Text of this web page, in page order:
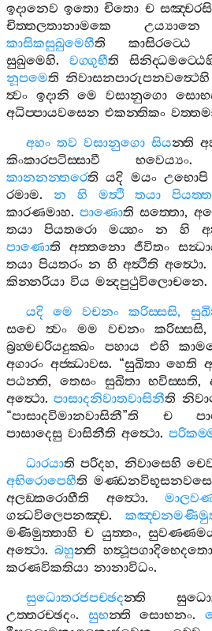
ඉදානෙව ඉතො චිතො ච සඤ‍්චරසි
චිත‍්තලතානාමකෙ
උය්‍යානෙ
කාසිකසුඛුමෙහීති කාසිරට‍්ඨෙ
සුඛුමෙහි. වග‍්ගුභීති
නූපමෙති නිවාසනපාරුපනවත්‍ථෙහි
ත්‍වං ඉදානි මෙ වසානුගො
අධිප‍්පායවසෙන එකන‍්තිකං
අහං තව වසානුගො සියන‍්ති
කිංකාරපටිස‍්සාවී
භවෙය්‍යං
කානනන‍්තරෙති යදි මයං උභොපි
රමාම. න හි මත්‍ථි තයා
කාරණමාහ.පාණොති සත‍්තො,
තයා
පියතරො මය‍්හං න හි
පාණොති අත‍්තනො ජීවිතං
තයා පියතරං න හි අත්‍ථීති අත්‍ථො.
කින‍්නරියා විය මන්‍දපුථුවිලොචනෙ.
යදි
මෙ වචනං කරිස‍්සසි,
සචෙ
ත්‍වං මම වචනං කරිස‍්සසි
බ්‍රහ‍්මචරියදුක‍්ඛං
පහාය එහි
අගාරං අජ‍්ඣාවස. “සුඛිතා හෙති
පඨන‍්ති, තෙසං සුඛිතා භවිස‍්සති,
අත්‍ථො.පාසාදනිවාතවාසිනීති
“පාසාදවිමානවාසිනී”ති ච
පාසාදෙසු වාසිනීති අත්‍ථො.
ධාරයාති පරිදහ, නිවාසෙහි
අභිරොපෙහීති
අලඞ‍්කරොහීති
අත්‍ථො.
ගන්‍ධවිලෙපනඤ‍්ච.
මණිමුත‍්තාහි ච යුත‍්තං,
අත්‍ථො.බහුන‍්ති හත්‍ථූපගාදිභෙදතො
කරණවිකතියා නානාවිධං.
සුධොතරජපච‍්ඡදන‍්ති
උත‍්තරච‍්ඡදං. සුභන‍්ති සොභනං.